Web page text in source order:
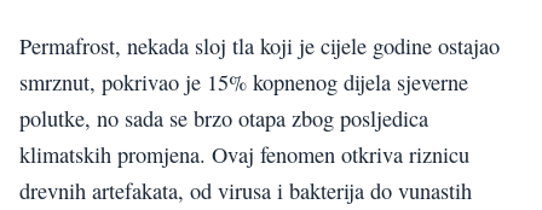
Permafrost, nekada sloj tla koji je cijele godine ostajao
smrznut, pokrivao je 15% kopnenog dijela sjeverne
polutke, no sada se brzo otapa zbog posljedica
klimatskih promjena. Ovaj fenomen otkriva riznicu
drevnih artefakata, od virusa i bakterija do vunastih